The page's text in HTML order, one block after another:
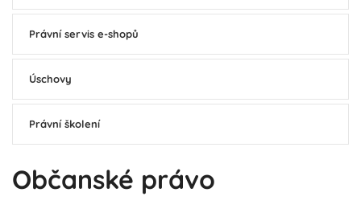
Právní servis e-shopů
Úschovy
Právní školení
Občanské právo